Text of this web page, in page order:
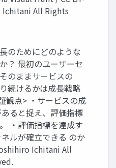
All Rights
のためにどのような
？ 最初のユーザーセ
のままサービスの
続けるかは成⻑戦略
観点> ・サービスの成
ると捉え、評価指標
・評価指標を達成す
ルが確⽴できる のか
Ichitani All